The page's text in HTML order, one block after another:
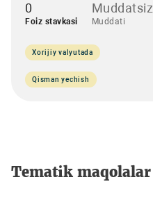
0
Foiz stavkasi
Muddatsiz
Muddati
Xorijiy valyutada
Qisman yechish
Tematik maqolalar